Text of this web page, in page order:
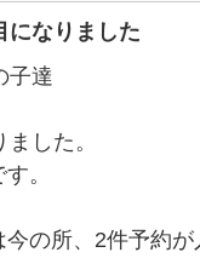
になりました
子達
した。
。
の所、2件予約